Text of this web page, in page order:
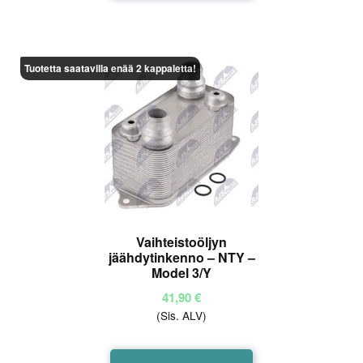
Tuotetta saatavilla enää 2 kappaletta!
Vaihteistoöljyn
jäähdytinkenno – NTY –
Model 3/Y
41,90€
(Sis. ALV)